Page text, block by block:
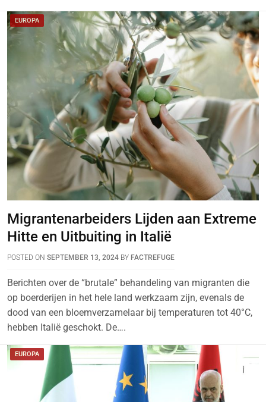
EUROPA
Migrantenarbeiders Lijden aan Extreme
Hitte en Uitbuiting in Italië
POSTED ON SEPTEMBER 13, 2024 BY FACTREFUGE
Berichten over de “brutale” behandeling van migranten die
op boerderijen in het hele land werkzaam zijn, evenals de
dood van een bloemverzamelaar bij temperaturen tot 40°C,
hebben Italië geschokt. De….
EUROPA